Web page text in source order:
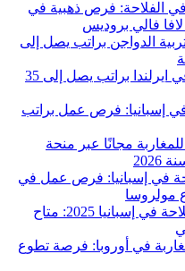
في الفلاحة: فرص ذهبية في
فالي بروديس
الدواجن براتب يصل إلى
العمل في الفلاحة في ايرلندا براتب يصل إلى 35
إسبانيا: فرص عمل براتب
مجانًا عبر منحة
في إسبانيا: فرص عمل في
مولروسا
عقود العمل في الفلاحة في إسبانيا 2025: متاح
في أوروبا: فرصة تطوع